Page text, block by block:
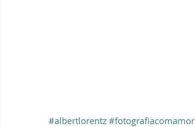
#albertlorentz #fotografiacomamor